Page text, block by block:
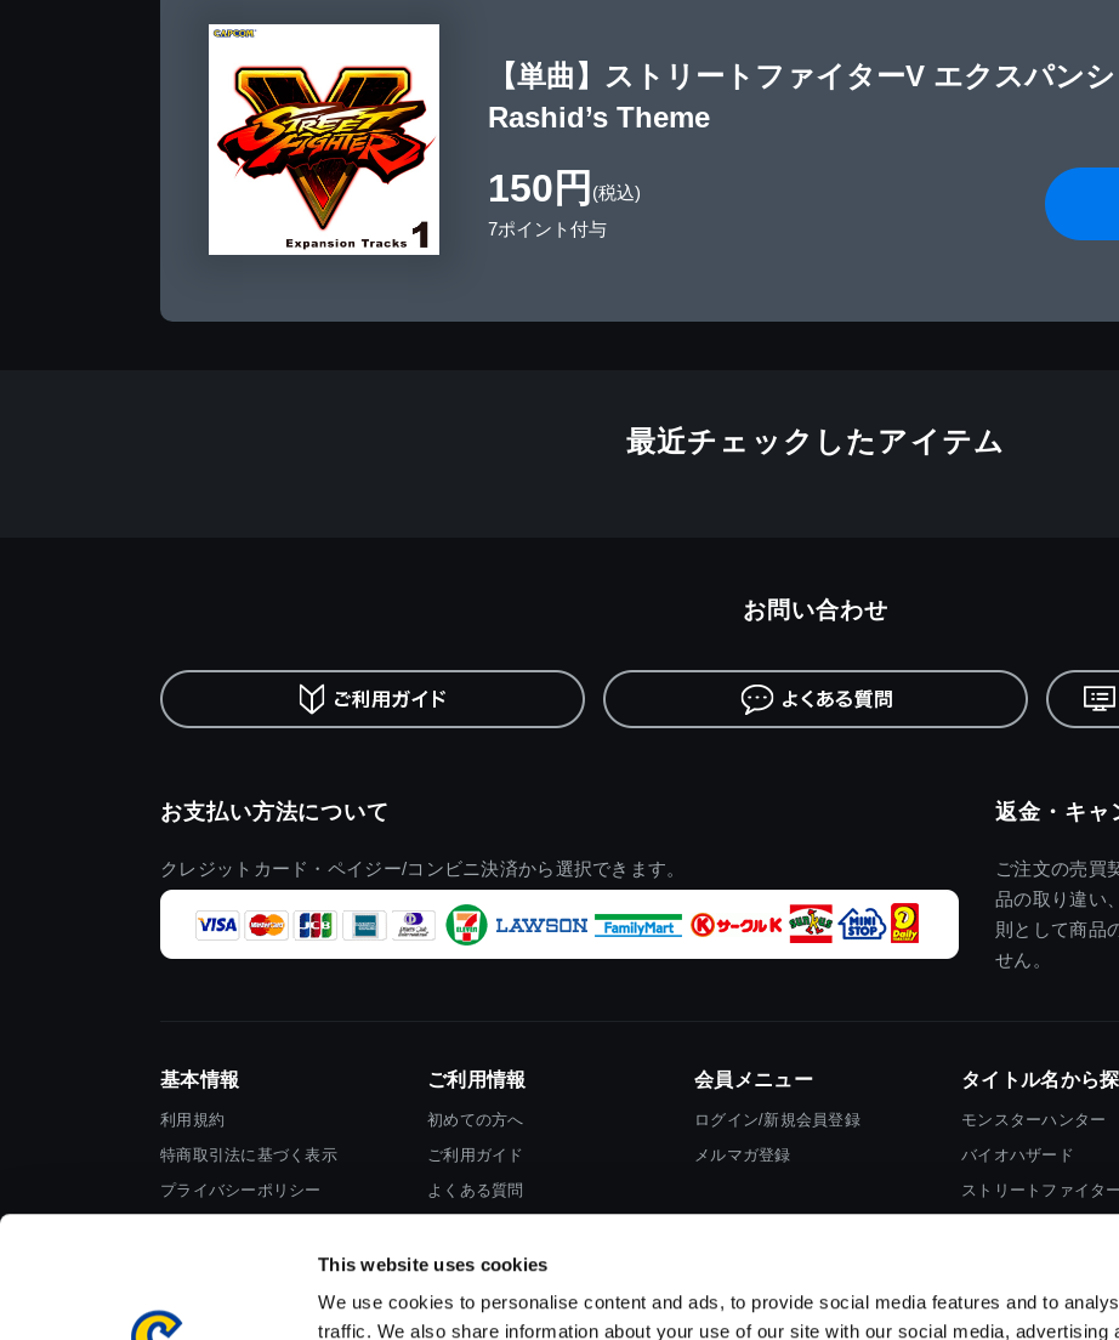
This website uses cookies
We use cookies to personalise content and ads, to provide social media features and to
traffic. We also share information about your use of our site with our social media, advertising
【単曲】ストリートファイターV エクスパン
Rashid’s Theme
150円 (税込)
7ポイント付与
最近チェックしたアイテム
お支払い方法について
クレジットカード・ペイジー/コンビニ決済から選択できます。
返金・キャ
ご注文の売買
品の取り違い
則として商品
せん。
お問い合わせ
基本情報
利用規約
特商取引法に基づく表示
プライバシーポリシー
ご利用情報
初めての方へ
ご利用ガイド
よくある質問
会員メニュー
ログイン/新規会員登録
メルマガ登録
タイトル名から
モンスターハンター
バイオハザード
ストリートファイター